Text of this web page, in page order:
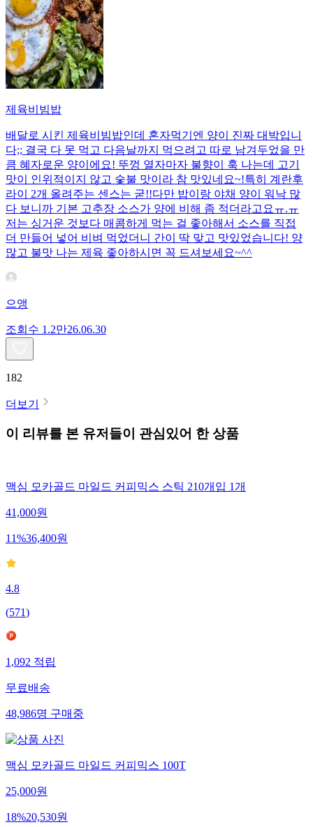
제육비빔밥
배달로 시킨 제육비빔밥인데 혼자먹기엔 양이 진짜 대박입니
다;; 결국 다 못 먹고 다음날까지 먹으려고 따로 남겨두었을 만
큼 혜자로운 양이에요! 뚜껑 열자마자 불향이 훅 나는데 고기
맛이 인위적이지 않고 숯불 맛이라 참 맛있네요~!특히 계란후
라이 2개 올려주는 센스는 굳!! ​다만 밥이랑 야채 양이 워낙 많
다 보니까 기본 고추장 소스가 양에 비해 좀 적더라고요ㅠ.ㅠ
저는 싱거운 것보다 매콤하게 먹는 걸 좋아해서 소스를 직접
더 만들어 넣어 비벼 먹었더니 간이 딱 맞고 맛있었습니다! 양
많고 불맛 나는 제육 좋아하시면 꼭 드셔보세요~^^
으앵
조회수 1.2만26.06.30
182
더보기
이 리뷰를 본 유저들이 관심있어 한 상품
맥심 모카골드 마일드 커피믹스 스틱 210개입 1개
41,000원
11%36,400원
4.8
(571)
1,092 적립
무료배송
48,986명 구매중
맥심 모카골드 마일드 커피믹스 100T
25,000원
18%20,530원